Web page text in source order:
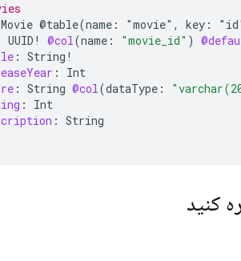
Movie @table(name: "movie" , key:
UUID ! @col(name : "movie_id" )
: String !
:
Int
: String @col(dataType :
:
Int
: String
کنید